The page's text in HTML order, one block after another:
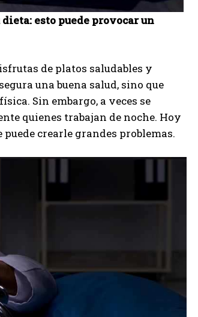
esto puede provocar un
de platos saludables y
una buena salud, sino que
Sin embargo, a veces se
quienes trabajan de noche. Hoy
puede crearle grandes problemas.